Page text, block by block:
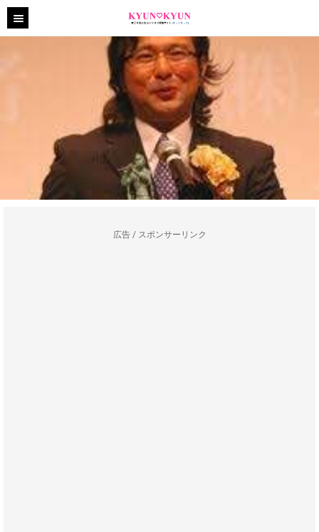
広告 / スポンサーリンク